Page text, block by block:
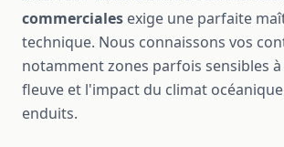
commerciales exige une parfaite
technique. Nous connaissons vos
notamment zones parfois sensibles
fleuve et l'impact du climat
enduits.